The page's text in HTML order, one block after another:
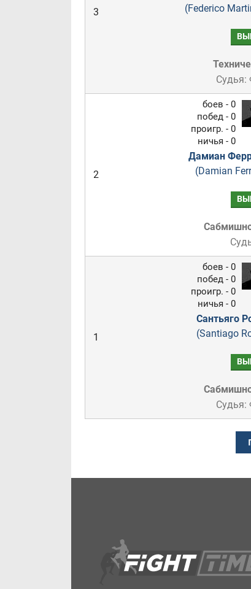
3
(Federico
Судья:
2
боев - 0
побед - 0
проигр. - 0
ничья - 0
Дамиан
(Damian
1
боев - 0
побед - 0
проигр. - 0
ничья - 0
Сантьяго
(Santiago
Судья: